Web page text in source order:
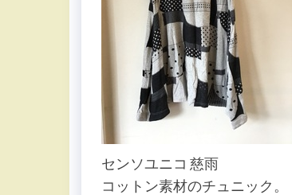
センソユニコ 慈雨
コットン素材のチュニック。